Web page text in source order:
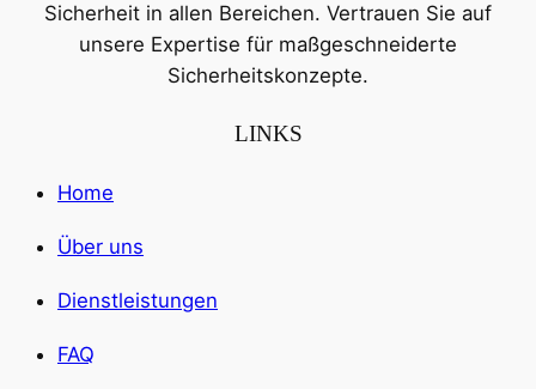
Sicherheit in allen Bereichen. Vertrauen Sie auf
unsere Expertise für maßgeschneiderte
Sicherheitskonzepte.
LINKS
Home
Über uns
Dienstleistungen
FAQ